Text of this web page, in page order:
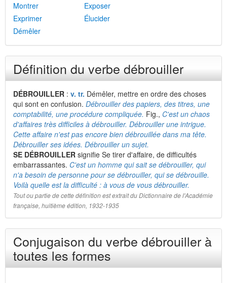
Montrer
Exposer
Exprimer
Élucider
Démêler
Définition du verbe débrouiller
DÉBROUILLER : v. tr. Démêler, mettre en ordre des choses
qui sont en confusion. Débrouiller des papiers, des titres, une
comptabilité, une procédure compliquée. Fig., C'est un chaos
d'affaires très difficiles à débrouiller. Débrouiller une intrigue.
Cette affaire n'est pas encore bien débrouillée dans ma tête.
Débrouiller ses idées. Débrouiller un sujet.
SE DÉBROUILLER signifie Se tirer d'affaire, de difficultés
embarrassantes. C'est un homme qui sait se débrouiller, qui
n'a besoin de personne pour se débrouiller, qui se débrouille.
Voilà quelle est la difficulté : à vous de vous débrouiller.
Tout ou partie de cette définition est extrait du Dictionnaire de l'Académie
française, huitième édition, 1932-1935
Conjugaison du verbe débrouiller à
toutes les formes